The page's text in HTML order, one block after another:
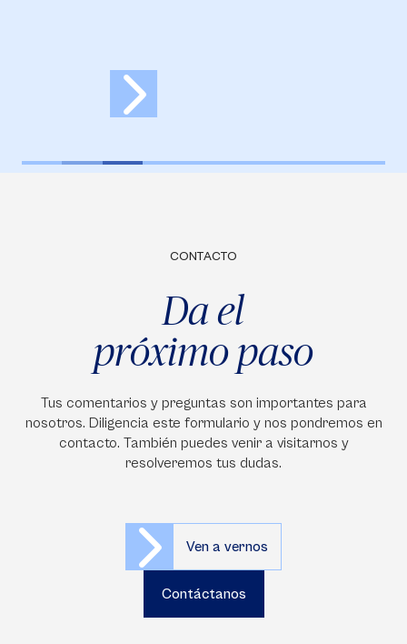
CONTACTO
Da el
próximo paso
Tus comentarios y preguntas son importantes para
nosotros. Diligencia este formulario y nos pondremos en
contacto. También puedes venir a visitarnos y
resolveremos tus dudas.
Ven a vernos
Contáctanos